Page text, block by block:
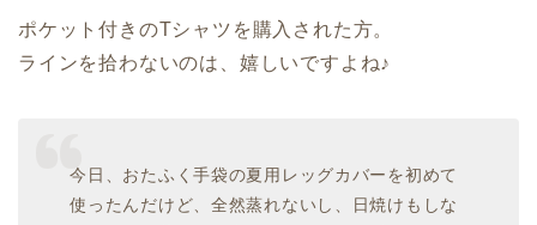
ポケット付きのTシャツを購入された方。
ラインを拾わないのは、嬉しいですよね♪
今日、おたふく手袋の夏用レッグカバーを初めて
使ったんだけど、全然蒸れないし、日焼けもしな